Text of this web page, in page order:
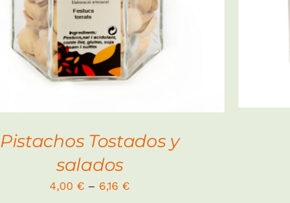
Pistachos Tostados y
salados
4,00 € – 6,16 €